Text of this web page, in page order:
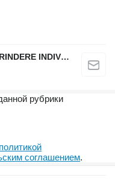
SZENTMIKLOSI ADALBERT ÎNTREPRINDERE INDIVIDUALĂ
рубрики
политикой
соглашением.